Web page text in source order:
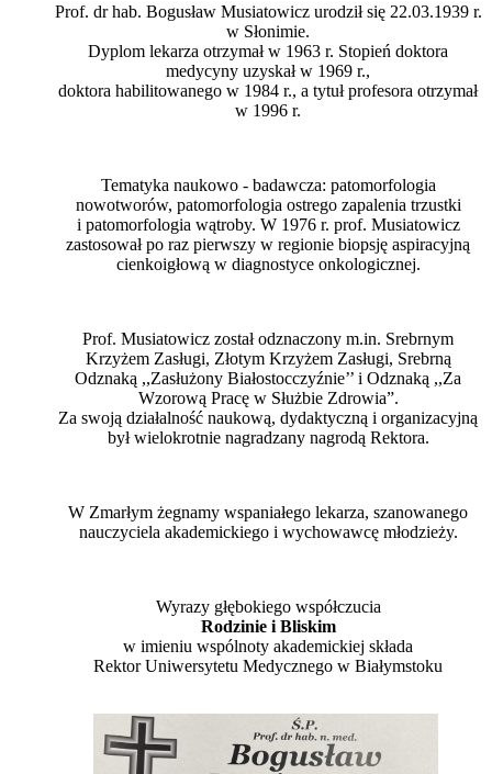
Prof. dr hab. Bogusław Musiatowicz urodził się 22.03.1939 r.
w Słonimie.
Dyplom lekarza otrzymał w 1963 r. Stopień doktora
medycyny uzyskał w 1969 r.,
doktora habilitowanego w 1984 r., a tytuł profesora otrzymał
w 1996 r.
Tematyka naukowo - badawcza: patomorfologia
nowotworów, patomorfologia ostrego zapalenia trzustki
i patomorfologia wątroby. W 1976 r. prof. Musiatowicz
zastosował po raz pierwszy w regionie biopsję aspiracyjną
cienkoigłową w diagnostyce onkologicznej.
Prof. Musiatowicz został odznaczony m.in. Srebrnym
Krzyżem Zasługi, Złotym Krzyżem Zasługi, Srebrną
Odznaką ,,Zasłużony Białostocczyźnie’’ i Odznaką ,,Za
Wzorową Pracę w Służbie Zdrowia”.
Za swoją działalność naukową, dydaktyczną i organizacyjną
był wielokrotnie nagradzany nagrodą Rektora.
W Zmarłym żegnamy wspaniałego lekarza, szanowanego
nauczyciela akademickiego i wychowawcę młodzieży.
Wyrazy głębokiego współczucia
Rodzinie i Bliskim
w imieniu wspólnoty akademickiej składa
Rektor Uniwersytetu Medycznego w Białymstoku